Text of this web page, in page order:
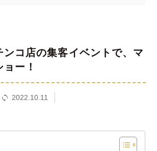
ンコ店の集客イベントで、マ
ー！
2022.10.11